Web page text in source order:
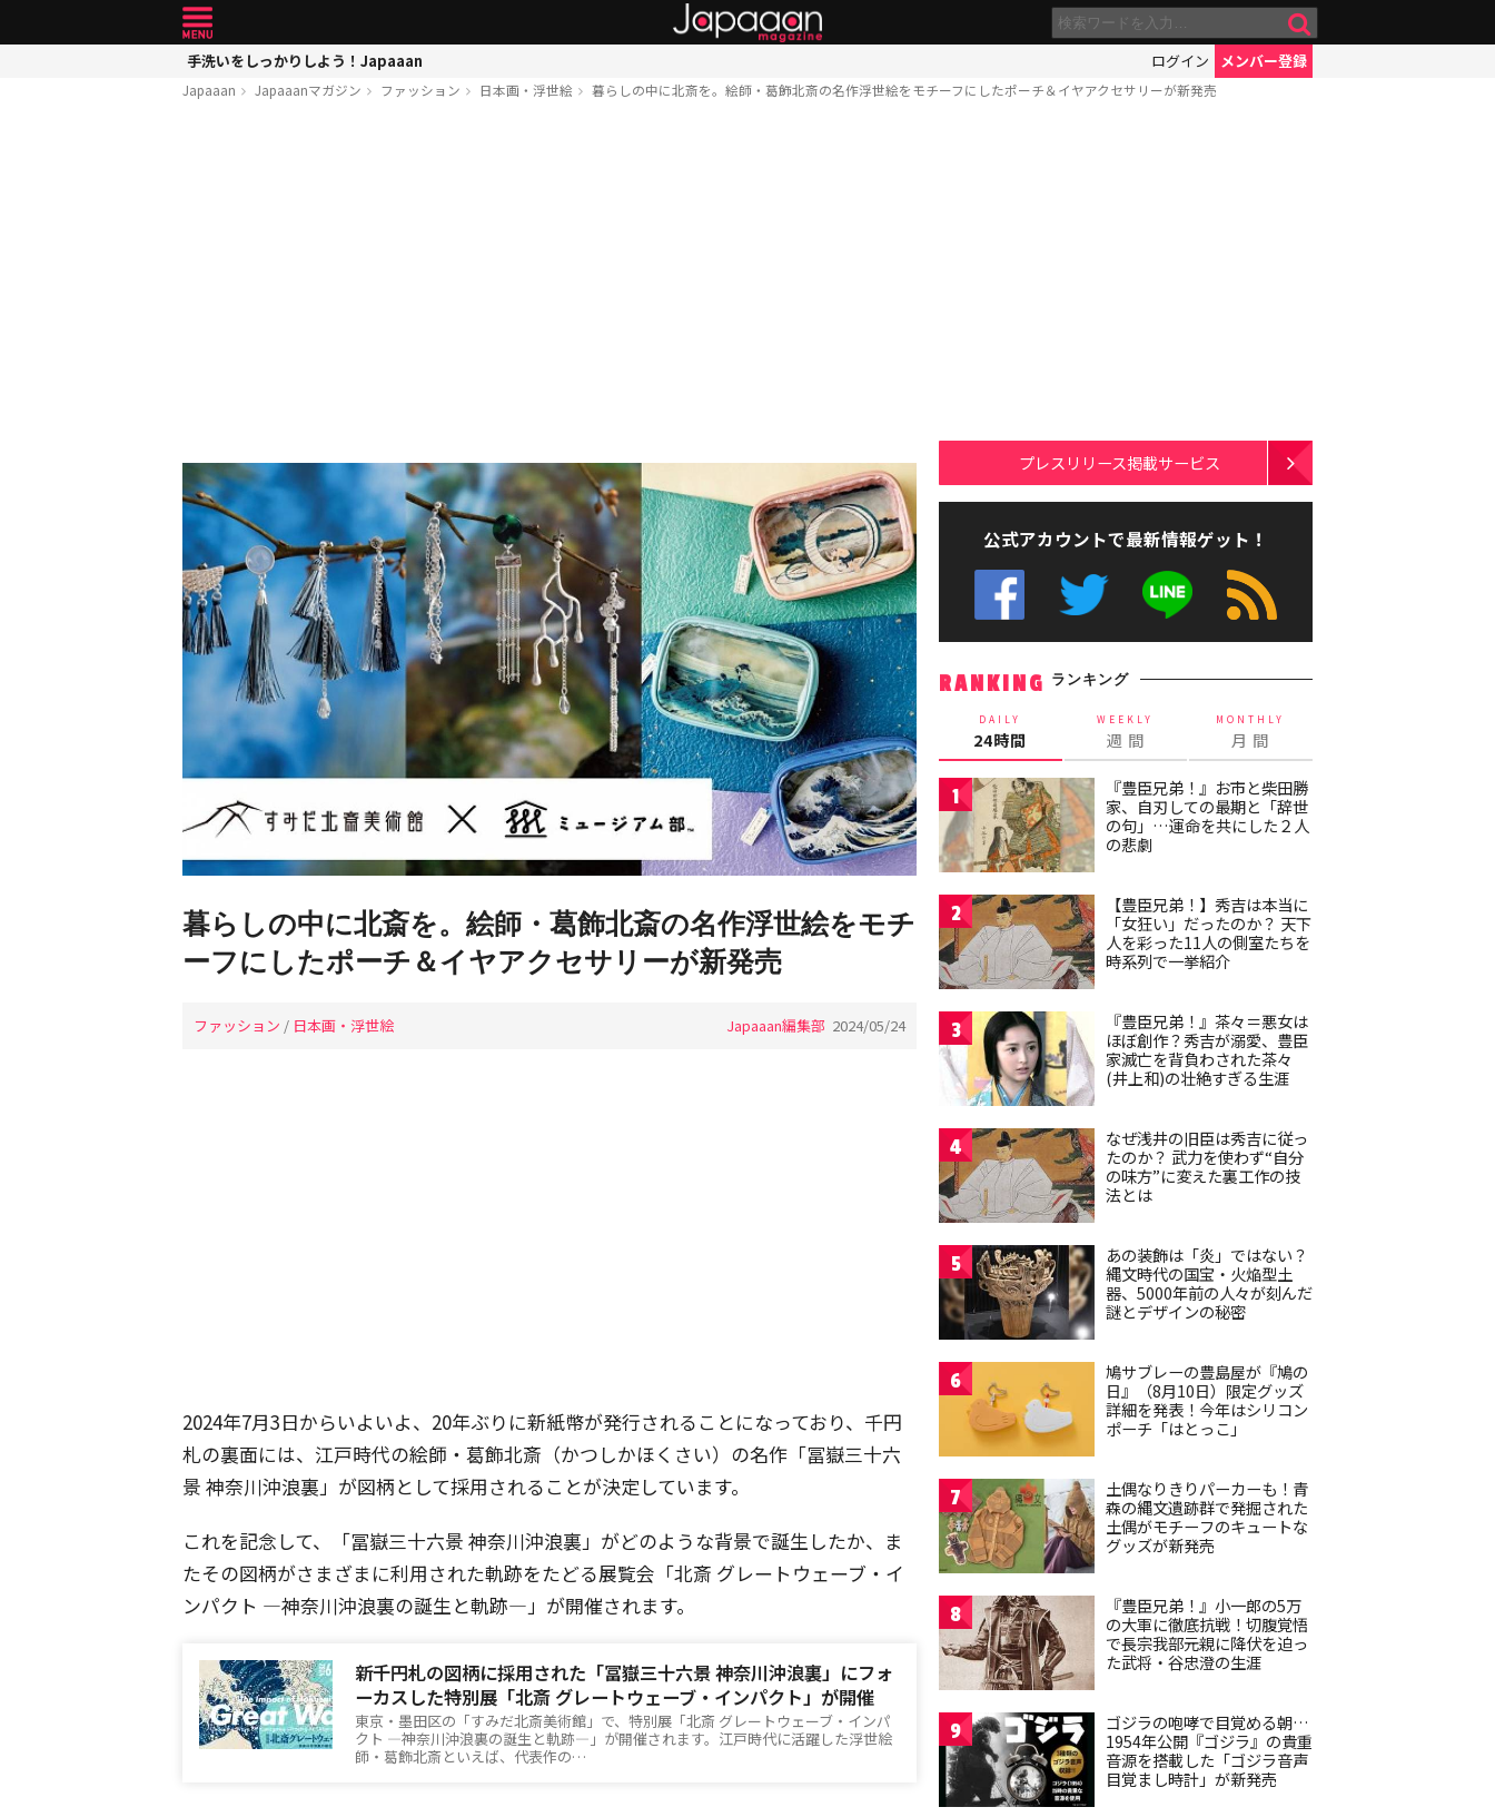
手洗いをしっかりしよう！Japaaan ログイン メンバー登録
Japaaan Japaaanマガジン ファッション 日本画・浮世絵 暮らしの中に北斎を。絵師・葛飾北斎の名作浮世絵をモチーフにしたポーチ＆イヤアクセサリーが新発売
暮らしの中に北斎を。絵師・葛飾北斎の名作浮世絵をモチ
ーフにしたポーチ＆イヤアクセサリーが新発売
ファッション / 日本画・浮世絵 Japaaan編集部 2024/05/24
2024年7月3日からいよいよ、20年ぶりに新紙幣が発行されることになっており、千円
札の裏面には、江戸時代の絵師・葛飾北斎（かつしかほくさい）の名作「冨嶽三十六
景 神奈川沖浪裏」が図柄として採用されることが決定しています。
これを記念して、「冨嶽三十六景 神奈川沖浪裏」がどのような背景で誕生したか、ま
たその図柄がさまざまに利用された軌跡をたどる展覧会「北斎 グレートウェーブ・イ
ンパクト ―神奈川沖浪裏の誕生と軌跡―」が開催されます。
新千円札の図柄に採用された「冨嶽三十六景 神奈川沖浪裏」にフォ
ーカスした特別展「北斎 グレートウェーブ・インパクト」が開催
東京・墨田区の「すみだ北斎美術館」で、特別展「北斎 グレートウェーブ・インパ
クト ―神奈川沖浪裏の誕生と軌跡―」が開催されます。江戸時代に活躍した浮世絵
師・葛飾北斎といえば、代表作の…
プレスリリース掲載サービス
公式アカウントで最新情報ゲット！
RANKING ランキング
DAILY
24時間
WEEKLY
週 間
MONTHLY
月 間
1
『豊臣兄弟！』お市と柴田勝
家、自刃しての最期と「辞世
の句」…運命を共にした２人
の悲劇
2
【豊臣兄弟！】秀吉は本当に
「女狂い」だったのか？ 天下
人を彩った11人の側室たちを
時系列で一挙紹介
3
『豊臣兄弟！』茶々＝悪女は
ほぼ創作？秀吉が溺愛、豊臣
家滅亡を背負わされた茶々
(井上和)の壮絶すぎる生涯
4
なぜ浅井の旧臣は秀吉に従っ
たのか？ 武力を使わず“自分
の味方”に変えた裏工作の技
法とは
5
あの装飾は「炎」ではない？
縄文時代の国宝・火焔型土
器、5000年前の人々が刻んだ
謎とデザインの秘密
6
鳩サブレーの豊島屋が『鳩の
日』（8月10日）限定グッズ
詳細を発表！今年はシリコン
ポーチ「はとっこ」
7
土偶なりきりパーカーも！青
森の縄文遺跡群で発掘された
土偶がモチーフのキュートな
グッズが新発売
8
『豊臣兄弟！』小一郎の5万
の大軍に徹底抗戦！切腹覚悟
で長宗我部元親に降伏を迫っ
た武将・谷忠澄の生涯
9
ゴジラの咆哮で目覚める朝…
1954年公開『ゴジラ』の貴重
音源を搭載した「ゴジラ音声
目覚まし時計」が新発売